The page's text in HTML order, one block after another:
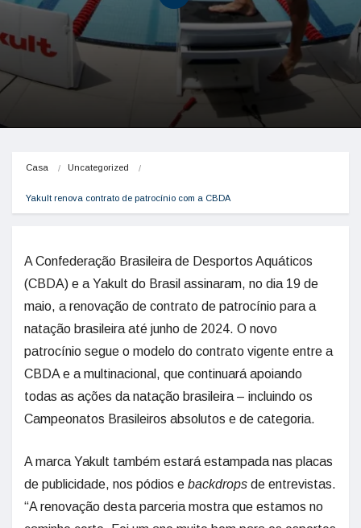
Casa Uncategorized
Yakult renova contrato de patrocínio com a CBDA
A Confederação Brasileira de Desportos Aquáticos
(CBDA) e a Yakult do Brasil assinaram, no dia 19 de
maio, a renovação de contrato de patrocínio para a
natação brasileira até junho de 2024. O novo
patrocínio segue o modelo do contrato vigente entre a
CBDA e a multinacional, que continuará apoiando
todas as ações da natação brasileira – incluindo os
Campeonatos Brasileiros absolutos e de categoria.
A marca Yakult também estará estampada nas placas
de publicidade, nos pódios e backdrops de entrevistas.
“A renovação desta parceria mostra que estamos no